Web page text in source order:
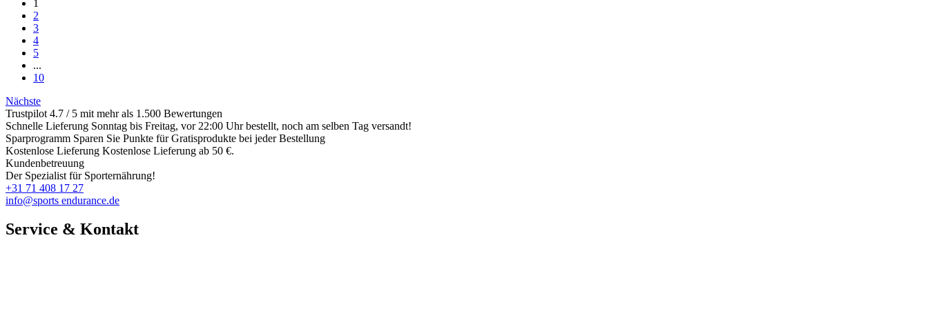
1
2
3
4
5
...
10
Nächste
Trustpilot 4.7 / 5 mit mehr als 1.500 Bewertungen
Schnelle Lieferung Sonntag bis Freitag, vor 22:00 Uhr bestellt, noch am selben Tag versandt!
Sparprogramm Sparen Sie Punkte für Gratisprodukte bei jeder Bestellung
Kostenlose Lieferung Kostenlose Lieferung ab 50 €.
Kundenbetreuung
Der Spezialist für Sporternährung!
+31 71 408 17 27
info@sports endurance.de
Service & Kontakt